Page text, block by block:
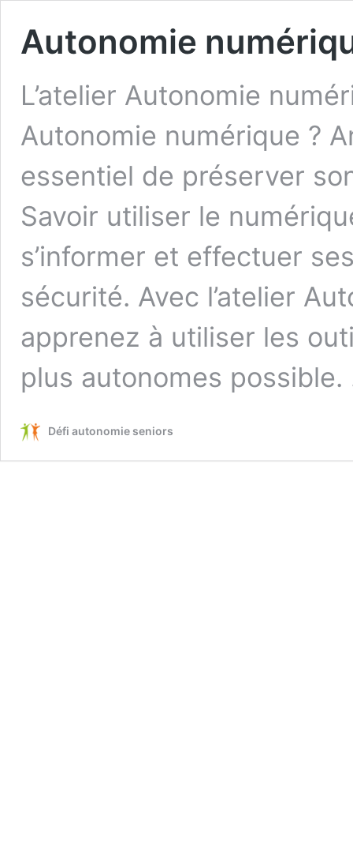
Autonomie
L’atelier Autonomie
Autonomie numérique ?
essentiel de préserver
Savoir utiliser le
s’informer et effectuer
sécurité. Avec l’atelier
apprenez à utiliser les
plus autonomes
Défi autonomie seniors